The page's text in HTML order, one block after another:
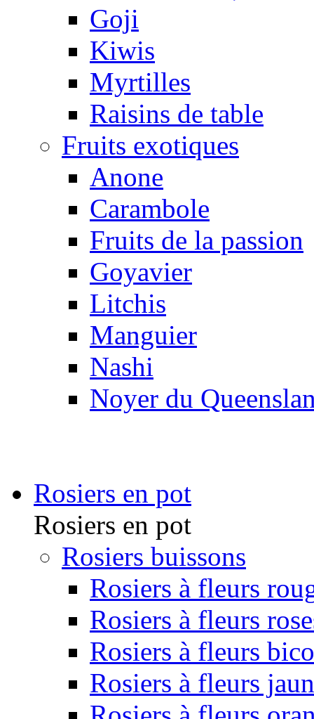
Goji
Kiwis
Myrtilles
Raisins de table
Fruits exotiques
Anone
Carambole
Fruits de la passion
Goyavier
Litchis
Manguier
Nashi
Noyer du
Rosiers en pot
Rosiers en pot
Rosiers buissons
Rosiers à fleurs
Rosiers à fleurs
Rosiers à fleurs
Rosiers à fleurs